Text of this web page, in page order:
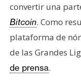
N
o
t
a
s
convertir una
Bitcoin. Como
plataforma de
de las Grandes
de prensa.